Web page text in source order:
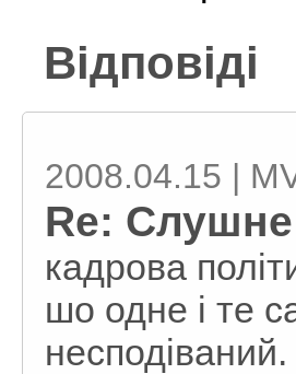
Відповіді
2008.04.15 |
Re:
кадрова
шо одне і те
несподіваний.